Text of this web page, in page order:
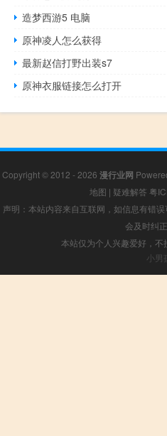
造梦西游5 电脑
原神凌人怎么获得
最新赵信打野出装s7
原神衣服链接怎么打开
Copyright © 2012 - 2026 漫行业网
地图 | 疑难解答 粤
声明：本站内容来自互联网，如信息有错
会及时纠
本站仅为个人兴趣爱好，
小男